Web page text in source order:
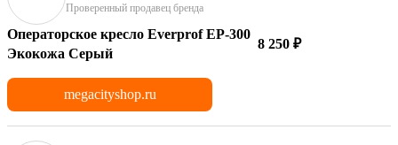
Проверенный продавец бренда
Операторское кресло Everprof EP-300
Экокожа Серый
8 250 ₽
megacityshop.ru